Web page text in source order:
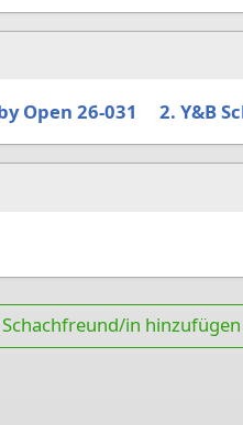
Open 26-031 2. Y&B
Schachfreund/in hinzufügen